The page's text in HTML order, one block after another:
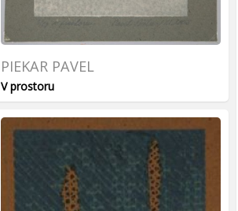
PIEKAR PAVEL
V prostoru